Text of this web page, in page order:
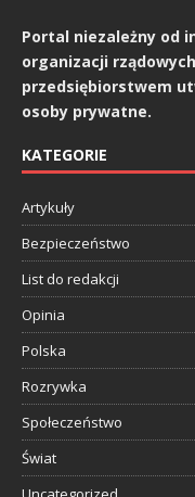
Portal niezależny od
organizacji
przedsiębiorstwem
osoby prywatne.
KATEGORIE
Artykuły
Bezpieczeństwo
List do redakcji
Opinia
Polska
Rozrywka
Społeczeństwo
Świat